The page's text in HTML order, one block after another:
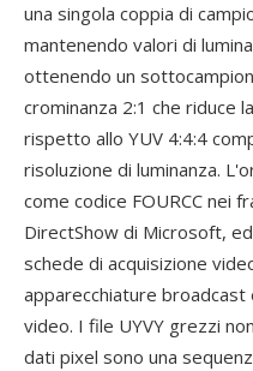
una singola coppia di
mantenendo valori di
ottenendo un
crominanza 2:1 che riduce
rispetto allo YUV 4:4:4
risoluzione di luminanza.
come codice FOURCC nei
DirectShow di Microsoft,
schede di acquisizione
apparecchiature broadcast
video. I file UYVY grezzi
dati pixel sono una